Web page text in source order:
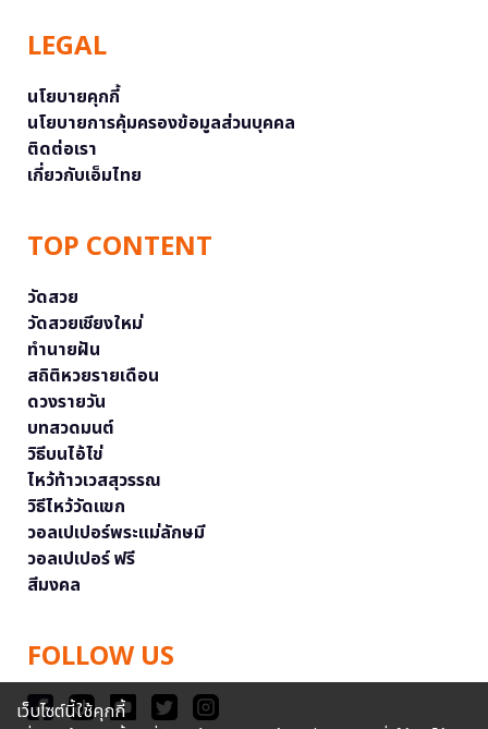
LEGAL
นโยบายคุกกี้
นโยบายการคุ้มครองข้อมูลส่วนบุคคล
ติดต่อเรา
เกี่ยวกับเอ็มไทย
TOP CONTENT
วัดสวย
วัดสวยเชียงใหม่
ทำนายฝัน
สถิติหวยรายเดือน
ดวงรายวัน
บทสวดมนต์
วิธีบนไอ้ไข่
ไหว้ท้าวเวสสุวรรณ
วิธีไหว้วัดแขก
วอลเปเปอร์พระแม่ลักษมี
วอลเปเปอร์ ฟรี
สีมงคล
FOLLOW US
เว็บไซต์นี้ใช้คุกกี้